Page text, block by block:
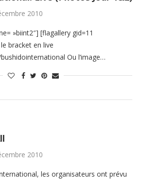
2010
»biint2″] [flagallery gid=11
bracket en live
Ou l’image…
2010
les organisateurs ont prévu